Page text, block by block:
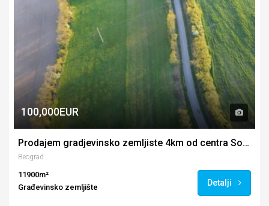
100,000EUR
Prodajem gradjevinsko zemljiste 4km od centra Sopota
Beograd
11900m²
Građevinsko zemljište
Detalji